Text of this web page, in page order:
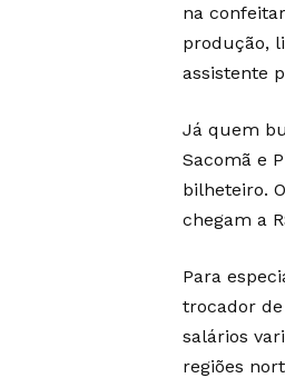
na
produção,
assistente
Já quem
Sacomã e
bilheteiro.
chegam a
Para
trocador
salários
regiões